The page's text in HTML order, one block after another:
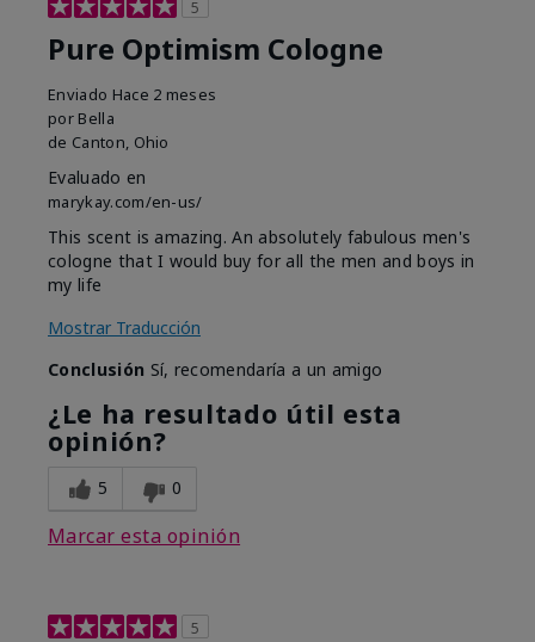
5
Pure Optimism Cologne
Enviado Hace 2 meses
por Bella
de Canton, Ohio
Evaluado en
marykay.com/en-us/
This scent is amazing. An absolutely fabulous men's
cologne that I would buy for all the men and boys in
my life
Mostrar Traducción
Conclusión Sí, recomendaría a un amigo
¿Le ha resultado útil esta
opinión?
5 0
Marcar esta opinión
5